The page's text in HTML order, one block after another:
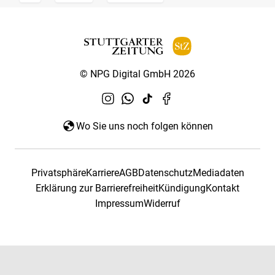
© NPG Digital GmbH 2026
Wo Sie uns noch folgen können
PrivatsphäreKarriereAGBDatenschutzMediadaten
Erklärung zur BarrierefreiheitKündigungKontakt
ImpressumWiderruf